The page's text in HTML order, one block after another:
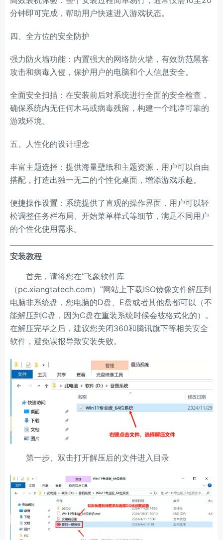
分钟即可完成，帮助用户快速进入游戏状态。
四、全方位的安全防护
强力防火墙功能：内置强大的网络防火墙，有效防范黑客
攻击和病毒入侵，保护用户的电脑和个人信息安全。
全面安全扫描：在安装前后对系统进行全面的安全检查，
确保系统内无任何木马或病毒残留，构建一个纯净可靠的
游戏环境。
五、人性化的设计理念
丰富主题选择：提供海量壁纸和主题资源，用户可以自由
搭配，打造出独一无二的个性化桌面，增添游戏乐趣。
便捷操作设置：系统提供了直观的操作界面，用户可以轻
松调整任务栏布局、开始菜单样式等细节，满足不同用户
的个性化使用需求。
安装教程
首先，请将您在”飞象软件库
（pc.xiangtatech.com）”网站上下载ISO镜像文件解压到
电脑非系统盘，您电脑的D盘、E盘或者其他盘都可以（不
能解压到C盘，因为C盘在重装系统时候会被格式化的）。
在解压完毕之后，建议您关闭360和腾讯旗下等相关安全
软件，避免误报导致安装失败。
第一步、双击打开解压后的文件进入目录